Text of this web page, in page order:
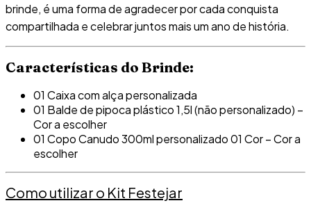
brinde, é uma forma de agradecer por cada conquista
compartilhada e celebrar juntos mais um ano de história.
Características do Brinde:
01 Caixa com alça personalizada
01 Balde de pipoca plástico 1,5l (não personalizado) –
Cor a escolher
01 Copo Canudo 300ml personalizado 01 Cor – Cor a
escolher
Como utilizar o Kit Festejar